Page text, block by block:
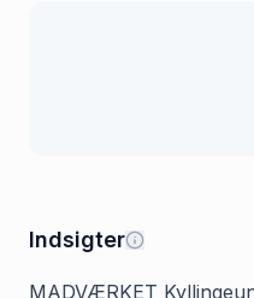
Indsigter
MADVÆRKET